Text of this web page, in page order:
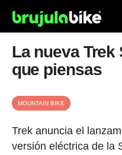
La nueva
que piensas
MOUNTAIN BIKE
Trek anuncia el
versión eléctrica de la